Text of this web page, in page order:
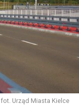
fot. Urząd Miasta Kielce